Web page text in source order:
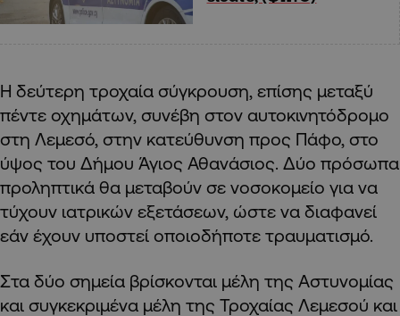
Η δεύτερη τροχαία σύγκρουση, επίσης μεταξύ
πέντε οχημάτων, συνέβη στον αυτοκινητόδρομο
στη Λεμεσό, στην κατεύθυνση προς Πάφο, στο
ύψος του Δήμου Άγιος Αθανάσιος. Δύο πρόσωπα
προληπτικά θα μεταβούν σε νοσοκομείο για να
τύχουν ιατρικών εξετάσεων, ώστε να διαφανεί
εάν έχουν υποστεί οποιοδήποτε τραυματισμό.
Στα δύο σημεία βρίσκονται μέλη της Αστυνομίας
και συγκεκριμένα μέλη της Τροχαίας Λεμεσού και